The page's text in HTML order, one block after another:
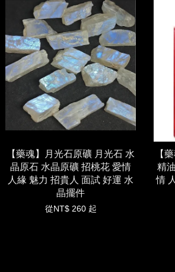
【藥魂】月光石原礦 月光石 水
晶原石 水晶原礦 招桃花 愛情
人緣 魅力 招貴人 面試 好運 水
晶擺件
從 NT$ 260 起
【
精
情